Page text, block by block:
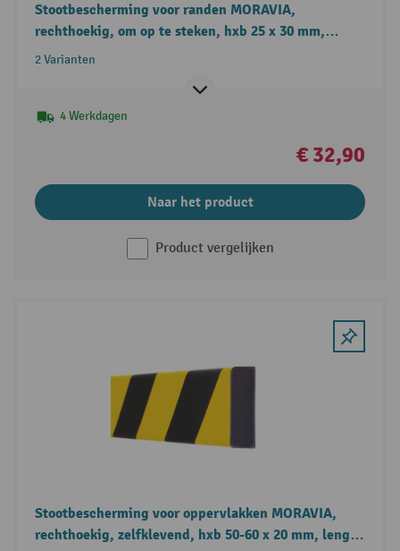
Stootbescherming voor randen MORAVIA,
rechthoekig, om op te steken, hxb 25 x 30 mm,
lengte 1 - 5 m
2 Varianten
4 Werkdagen
€ 32,90
Naar het product
Product vergelijken
Stootbescherming voor oppervlakken MORAVIA,
rechthoekig, zelfklevend, hxb 50-60 x 20 mm, lengte